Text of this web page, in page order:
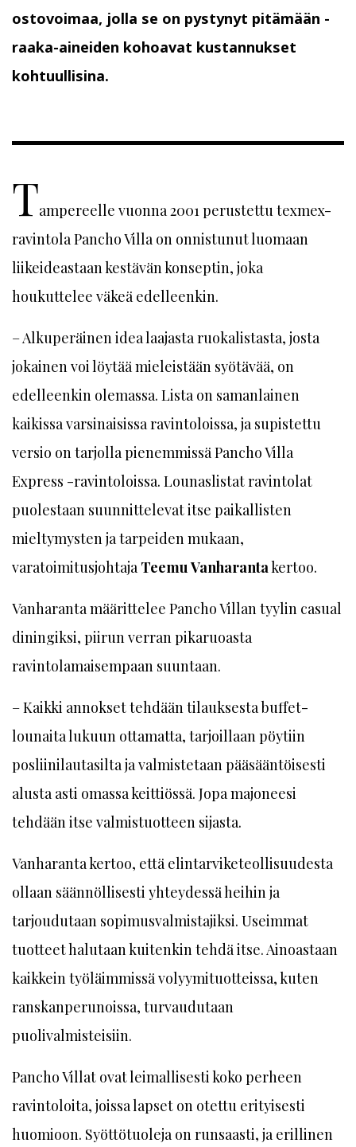
ostovoimaa, jolla se on pystynyt pitämään ­
raaka-aineiden kohoavat kustannukset
kohtuullisina.
Tampereelle vuonna 2001 perustettu texmex-
ravintola Pancho Villa on onnistunut luomaan
liikeideastaan kestävän konseptin, joka
houkuttelee väkeä edelleenkin.
– Alkuperäinen idea laajasta ruokalistasta, josta
jokainen voi löytää mieleistään syötävää, on
edelleenkin olemassa. Lista on samanlainen
kaikissa varsinaisissa ravintoloissa, ja supistettu
versio on tarjolla pienemmissä Pancho Villa
Express -ravintoloissa. Lounaslistat ravintolat
puolestaan suunnittelevat itse paikallisten
mieltymysten ja tarpeiden mukaan,
varatoimitusjohtaja Teemu Vanharantakertoo.
Vanharanta määrittelee Pancho Villan tyylin casual
­diningiksi, piirun verran pikaruoasta
ravintolamaisempaan suuntaan.
– Kaikki annokset tehdään tilauksesta buffet-
lounaita lukuun ottamatta, tarjoillaan pöytiin
posliinilautasilta ja valmistetaan pääsääntöisesti
alusta asti omassa keittiössä. Jopa majoneesi
tehdään itse valmistuotteen sijasta.
Vanharanta kertoo, että elintarviketeollisuudesta
ollaan säännöllisesti yhteydessä heihin ja
tarjoudutaan sopimusvalmistajiksi. Useimmat
tuotteet halutaan kuitenkin tehdä itse. Ainoastaan
kaikkein työläimmissä volyymituotteissa, kuten
ranskanperunoissa, turvaudutaan
puolivalmisteisiin.
Pancho Villat ovat leimallisesti koko perheen
ravintoloita, joissa lapset on otettu erityisesti
huomioon. Syöttötuoleja on runsaasti, ja erillinen